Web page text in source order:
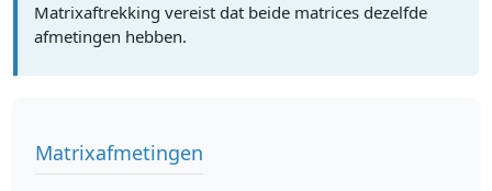
Matrixaftrekking vereist dat beide matrices dezelfde
afmetingen hebben.
Matrixafmetingen